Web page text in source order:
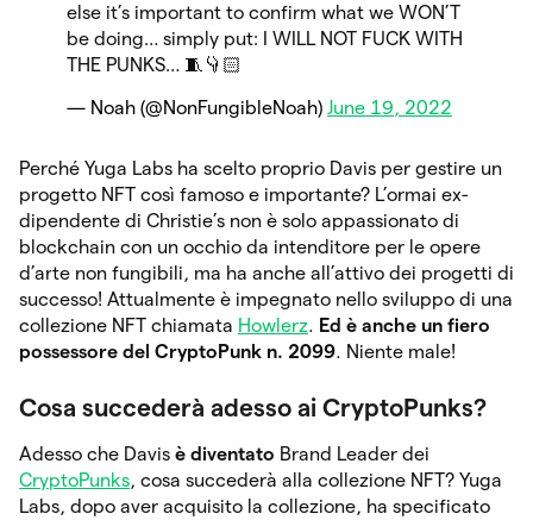
else it’s important to confirm what we WON’T
be doing… simply put: I WILL NOT FUCK WITH
THE PUNKS… 🧵👇🏻
— Noah (@NonFungibleNoah) June 19, 2022
Perché Yuga Labs ha scelto proprio Davis per gestire un
progetto NFT così famoso e importante? L’ormai ex-
dipendente di Christie’s non è solo appassionato di
blockchain con un occhio da intenditore per le opere
d’arte non fungibili, ma ha anche all’attivo dei progetti di
successo! Attualmente è impegnato nello sviluppo di una
collezione NFT chiamata Howlerz. Ed è anche un fiero
possessore del CryptoPunk n. 2099. Niente male!
Cosa succederà adesso ai CryptoPunks?
Adesso che Davis è diventato Brand Leader dei
CryptoPunks, cosa succederà alla collezione NFT? Yuga
Labs, dopo aver acquisito la collezione, ha specificato